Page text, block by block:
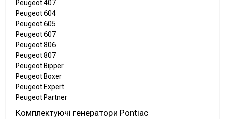
Peugeot 407
Peugeot 604
Peugeot 605
Peugeot 607
Peugeot 806
Peugeot 807
Peugeot Bipper
Peugeot Boxer
Peugeot Expert
Peugeot Partner
Комплектуючі генератори Pontiac